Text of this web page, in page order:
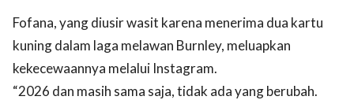
Fofana, yang diusir wasit karena menerima dua kartu
kuning dalam laga melawan Burnley, meluapkan
kekecewaannya melalui Instagram.
“2026 dan masih sama saja, tidak ada yang berubah.